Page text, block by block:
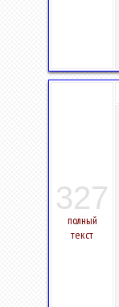
327
полный
текст